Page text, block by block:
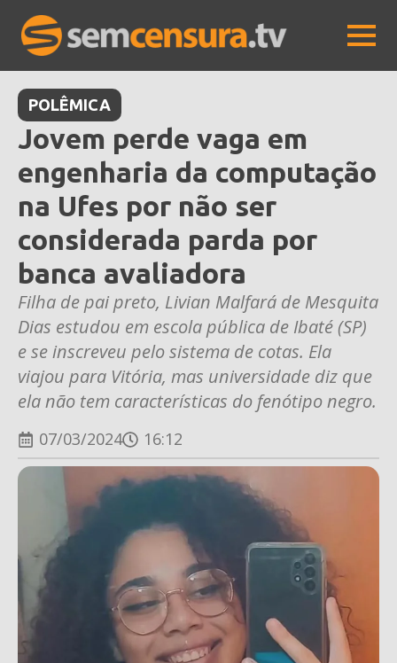
POLÊMICA
Jovem perde vaga em
engenharia da computação
na Ufes por não ser
considerada parda por
banca avaliadora
Filha de pai preto, Livian Malfará de Mesquita
Dias estudou em escola pública de Ibaté (SP)
e se inscreveu pelo sistema de cotas. Ela
viajou para Vitória, mas universidade diz que
ela não tem características do fenótipo negro.
07/03/2024 16:12